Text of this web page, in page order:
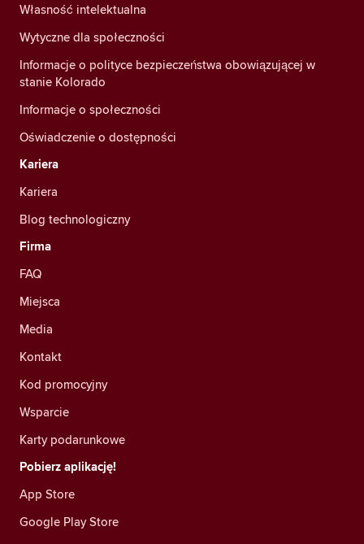
Własność intelektualna
Wytyczne dla społeczności
Informacje o polityce bezpieczeństwa obowiązującej w
stanie Kolorado
Informacje o społeczności
Oświadczenie o dostępności
Kariera
Kariera
Blog technologiczny
Firma
FAQ
Miejsca
Media
Kontakt
Kod promocyjny
Wsparcie
Karty podarunkowe
Pobierz aplikację!
App Store
Google Play Store